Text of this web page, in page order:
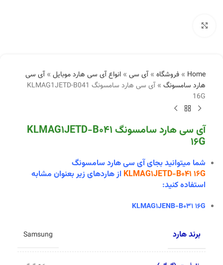
Home
» فروشگاه »آی سی » انواع آی سی هارد موبایل »آی سی
هارد سامسونگ »
آی سی هارد سامسونگ KLMAG1JETD-B041
16G
آی سی هارد سامسونگ KLMAG1JETD-B041
16G
شما میتوانید بجای آی سی هارد سامسونگ
KLMAG1JETD-B041 16G از هاردهای زیر بعنوان مشابه
استفاده کنید:
KLMAG1JENB-B031 16G
برند هارد Samsung